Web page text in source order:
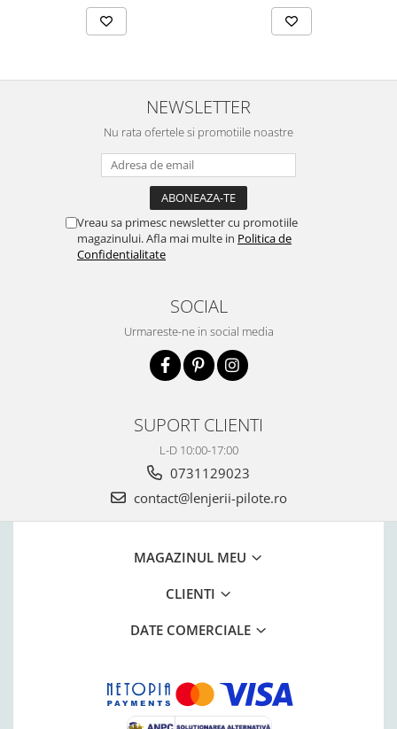
NEWSLETTER
Nu rata ofertele si promotiile noastre
Vreau sa primesc newsletter cu promotiile
magazinului. Afla mai multe in Politica de
Confidentialitate
SOCIAL
Urmareste-ne in social media
SUPORT CLIENTI
L-D 10:00-17:00
0731129023
contact@lenjerii-pilote.ro
MAGAZINUL MEU
CLIENTI
DATE COMERCIALE